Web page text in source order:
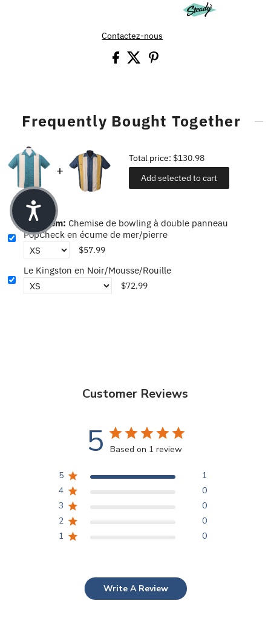
Contactez-nous
Frequently Bought Together
Total price: $130.98
Add selected to cart
This item: Chemise de bowling à double panneau
PopCheck en écume de mer/pierre
$57.99
Le Kingston en Noir/Mousse/Rouille
$72.99
Customer Reviews
5 Based on 1 review
5
1
4
0
3
0
2
0
1
0
Write A Review